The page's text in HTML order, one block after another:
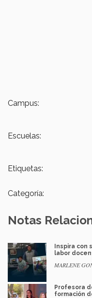
Campus:
Escuelas:
Etiquetas:
Categoría:
Notas
Inspira con
labor
MARLENE
Profesora
formación